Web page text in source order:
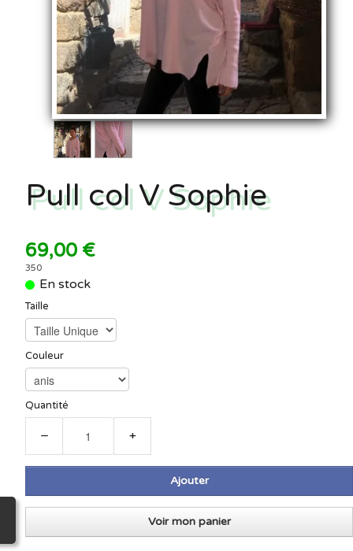
Pull col V Sophie
69,00 €
350
En stock
Taille
Couleur
Quantité
− +
Ajouter
Voir mon panier